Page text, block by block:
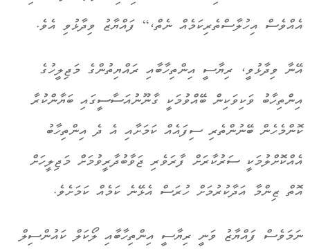
އެއްވެސް އިހުލާސްތެރިކަމެއް ނެތް،“ ފައްޔާޒު ވިދާޅުވި އެވެ.
އޭނާ ވިދާޅުވީ، ރިޔާސީ އިންތިހާބާއި ރައްޔިތުންގެ މަޖިލީހުގެ
އިންތިހާބު ވަކިވަކިން ބޭއްވުމަކީ ގާނޫނުއަސާސީގައި ބަޔާންކުރާ
ކޮންމެހެން ބޭނުންތެރި ސިފައެއް ކަމަށާއި އެ ދެ އިންތިހާބު
އެއްކޮށްލުމަކީ ސަރުކާރަށް ފާރަވެރި ޖަވާބުދާރީވުމަށް މަޖިލީހަށް
އޮތް ޒިންމާ އަދާކުރުމަށް ހުރަސް އެޅޭނެ ކަމެއް ކަމަށެވެ.
ނަމަވެސް ފައްޔާޒު ވަނީ ރިޔާސީ އިންތިހާބާއި ލޯކަލް ކައުންސިލް